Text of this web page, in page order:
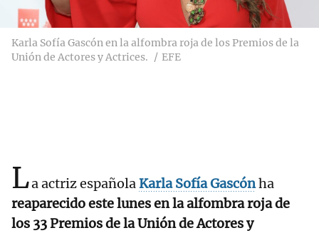
Karla Sofía Gascón en la alfombra roja de los Premios de la
Unión de Actores y Actrices.
EFE
La actriz españolaKarla Sofía Gascónha
reaparecido este lunes en la alfombra roja de
los 33 Premios de la Unión de Actores y